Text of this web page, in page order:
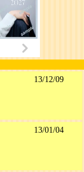
13/12/09
13/01/04